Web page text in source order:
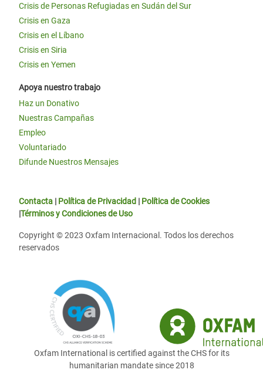
Crisis de Personas Refugiadas en Sudán del Sur
Crisis en Gaza
Crisis en el Líbano
Crisis en Siria
Crisis en Yemen
Apoya nuestro trabajo
Haz un Donativo
Nuestras Campañas
Empleo
Voluntariado
Difunde Nuestros Mensajes
Contacta | Política de Privacidad | Política de Cookies
|Términos y Condiciones de Uso
Copyright © 2023 Oxfam Internacional. Todos los derechos
reservados
Oxfam International is certified against the CHS for its
humanitarian mandate since 2018